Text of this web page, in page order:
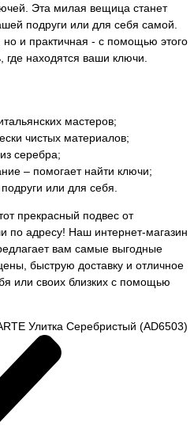
Эта милая вещица станет
подруги или для себя самой.
но и практичная - с помощью этого
где находятся ваши ключи.
мастеров;
чистых материалов;
серебра;
– помогает найти ключи;
или для себя.
прекрасный подвес от
по адресу! Наш интернет-магазин
вам самые выгодные
быструю доставку и отличное
или своих близких с помощью
Улитка Серебристый (AD6503)